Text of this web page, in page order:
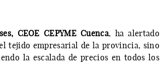
CEOE CEPYME Cuenca, ha alertado
tejido empresarial de la provincia, sino
la escalada de precios en todos los